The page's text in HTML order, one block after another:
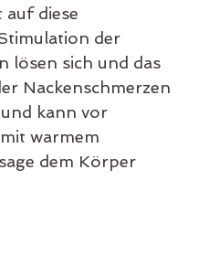
auf diese
der
lösen sich und das
Nackenschmerzen
kann vor
warmem
dem Körper